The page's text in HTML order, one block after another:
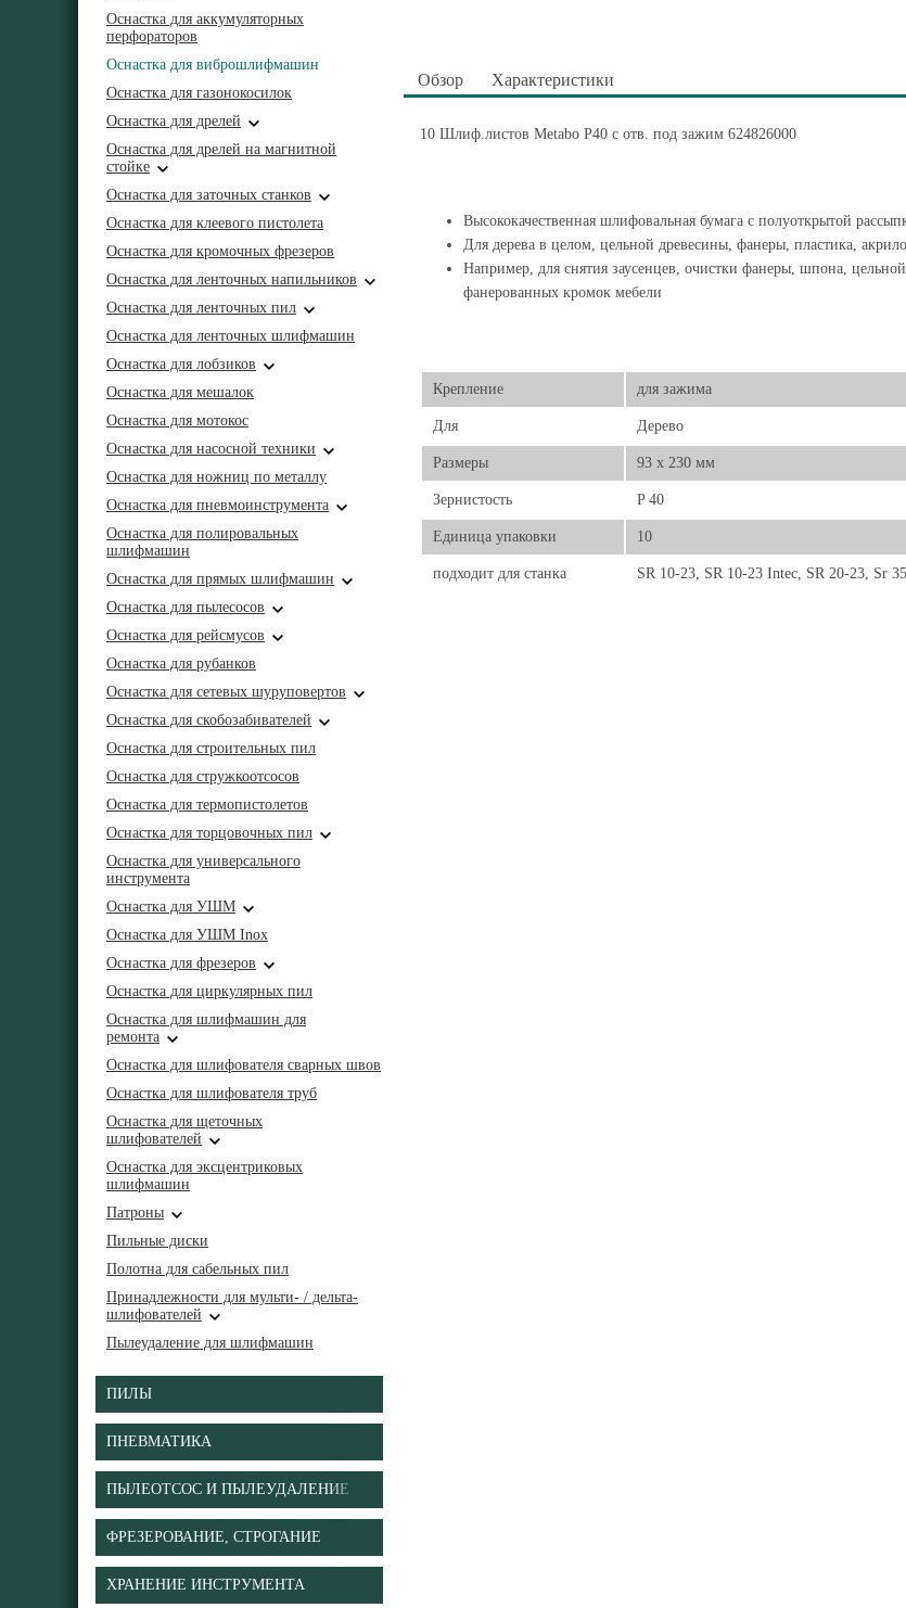
Оснастка для аккумуляторных
перфораторов
Оснастка для виброшлифмашин
Оснастка для газонокосилок
Оснастка для дрелей
Оснастка для дрелей на магнитной
стойке
Оснастка для заточных станков
Оснастка для клеевого пистолета
Оснастка для кромочных фрезеров
Оснастка для ленточных напильников
Оснастка для ленточных пил
Оснастка для ленточных шлифмашин
Оснастка для лобзиков
Оснастка для мешалок
Оснастка для мотокос
Оснастка для насосной техники
Оснастка для ножниц по металлу
Оснастка для пневмоинструмента
Оснастка для полировальных
шлифмашин
Оснастка для прямых шлифмашин
Оснастка для пылесосов
Оснастка для рейсмусов
Оснастка для рубанков
Оснастка для сетевых шуруповертов
Оснастка для скобозабивателей
Оснастка для строительных пил
Оснастка для стружкоотсосов
Оснастка для термопистолетов
Оснастка для торцовочных пил
Оснастка для универсального
инструмента
Оснастка для УШМ
Оснастка для УШМ Inox
Оснастка для фрезеров
Оснастка для циркулярных пил
Оснастка для шлифмашин для
ремонта
Оснастка для шлифователя сварных швов
Оснастка для шлифователя труб
Оснастка для щеточных
шлифователей
Оснастка для эксцентриковых
шлифмашин
Патроны
Пильные диски
Полотна для сабельных пил
Принадлежности для мульти- / дельта-
шлифователей
Пылеудаление для шлифмашин
ПИЛЫ
ПНЕВМАТИКА
ПЫЛЕОТСОС И ПЫЛЕУДАЛЕНИЕ
ФРЕЗЕРОВАНИЕ, СТРОГАНИЕ
ХРАНЕНИЕ ИНСТРУМЕНТА
Обзор Характеристики
10 Шлиф.листов Metabo P40 с отв. под зажим 624826000
Высококачественная шлифовальная бумага с полуоткрытой
Для дерева в целом, цельной древесины, фанеры, пластика,
Например, для снятия заусенцев, очистки фанеры, шпона,
фанерованных кромок мебели
Крепление для зажима
Для Дерево
Размеры 93 x 230 мм
Зернистость P 40
Единица упаковки 10
подходит для станка SR 10-23, SR 10-23 Intec, SR 20-23, Sr